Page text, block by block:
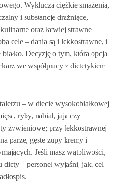
Wyklucza ciężkie smażenia,
i substancje drażniące,
oraz łatwiej strawne
cele – dania są i lekkostrawne, i
białko. Decyzję o tym, która opcja
we współpracy z dietetykiem
– w diecie wysokobiałkowej
ryby, nabiał, jaja czy
żywieniowe; przy lekkostrawnej
parze, gęste zupy kremy i
Jeśli masz wątpliwości,
diety – personel wyjaśni, jaki cel